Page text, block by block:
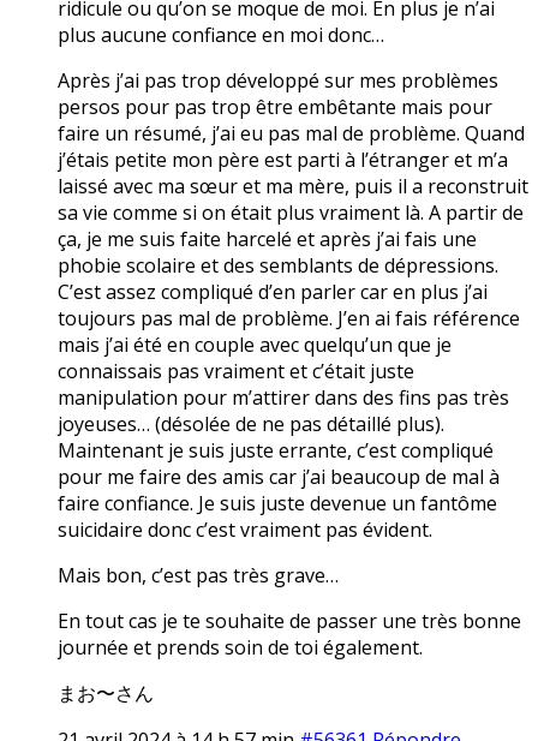
ridicule ou qu’on se moque de moi. En plus je n’ai
plus aucune confiance en moi donc…
Après j’ai pas trop développé sur mes problèmes
persos pour pas trop être embêtante mais pour
faire un résumé, j’ai eu pas mal de problème. Quand
j’étais petite mon père est parti à l’étranger et m’a
laissé avec ma sœur et ma mère, puis il a reconstruit
sa vie comme si on était plus vraiment là. A partir de
ça, je me suis faite harcelé et après j’ai fais une
phobie scolaire et des semblants de dépressions.
C’est assez compliqué d’en parler car en plus j’ai
toujours pas mal de problème. J’en ai fais référence
mais j’ai été en couple avec quelqu’un que je
connaissais pas vraiment et c’était juste
manipulation pour m’attirer dans des fins pas très
joyeuses… (désolée de ne pas détaillé plus).
Maintenant je suis juste errante, c’est compliqué
pour me faire des amis car j’ai beaucoup de mal à
faire confiance. Je suis juste devenue un fantôme
suicidaire donc c’est vraiment pas évident.
Mais bon, c’est pas très grave…
En tout cas je te souhaite de passer une très bonne
journée et prends soin de toi également.
まお〜さん